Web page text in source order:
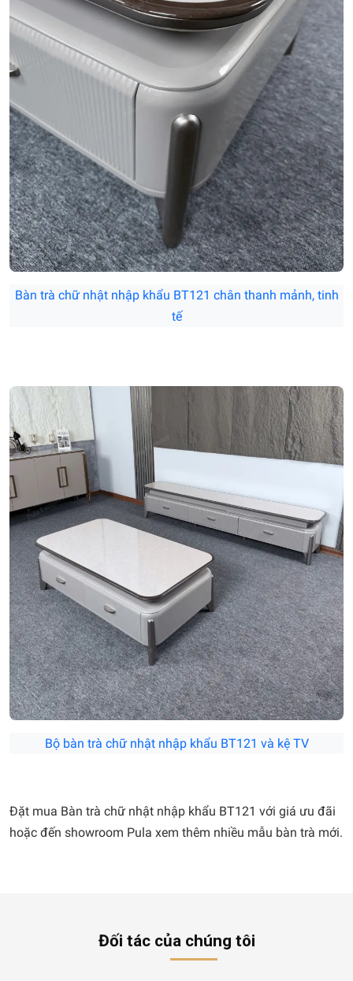
Bàn trà chữ nhật nhập khẩu BT121 chân thanh mảnh, tinh
tế
Bộ bàn trà chữ nhật nhập khẩu BT121 và kệ TV
Đặt mua Bàn trà chữ nhật nhập khẩu BT121 với giá ưu đãi
hoặc đến showroom Pula xem thêm nhiều mẫu bàn trà mới.
Đối tác của chúng tôi